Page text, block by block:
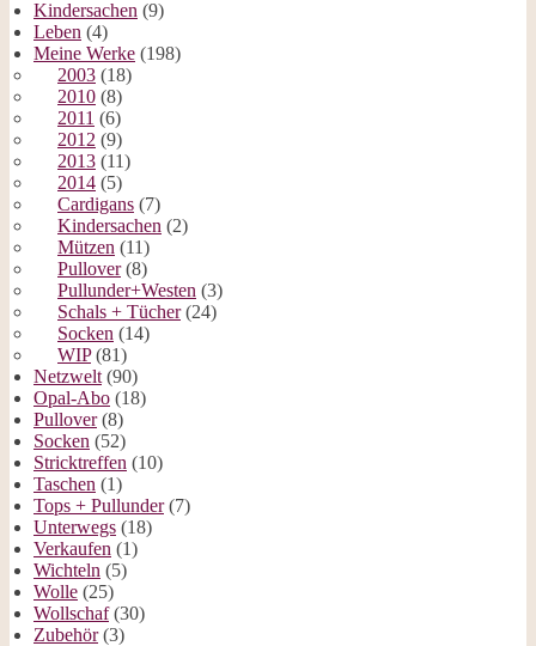
Kindersachen (9)
Leben (4)
Meine Werke (198)
2003 (18)
2010 (8)
2011 (6)
2012 (9)
2013 (11)
2014 (5)
Cardigans (7)
Kindersachen (2)
Mützen (11)
Pullover(8)
Pullunder+Westen (3)
Schals + Tücher(24)
Socken (14)
WIP(81)
Netzwelt (90)
Opal-Abo (18)
Pullover(8)
Socken (52)
Stricktreffen (10)
Taschen (1)
Tops + Pullunder(7)
Unterwegs (18)
Verkaufen (1)
Wichteln (5)
Wolle (25)
Wollschaf(30)
Zubehör(3)